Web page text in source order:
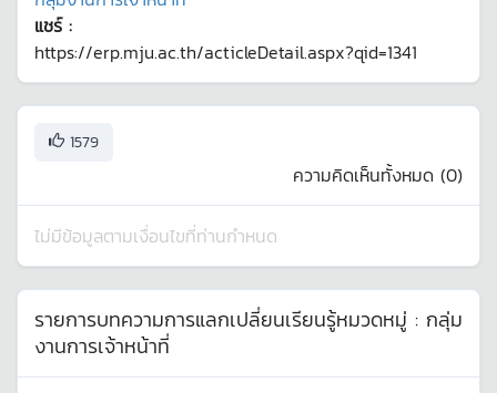
แชร์ :
https://erp.mju.ac.th/acticleDetail.aspx?qid=1341
1579
ความคิดเห็นทั้งหมด (0)
ไม่มีข้อมูลตามเงื่อนไขที่ท่านกำหนด
รายการบทความการแลกเปลี่ยนเรียนรู้หมวดหมู่ : กลุ่ม
งานการเจ้าหน้าที่